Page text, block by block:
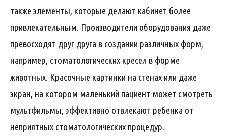
также элементы, которые делают кабинет более
привлекательным. Производители оборудования даже
превосходят друг друга в создании различных форм,
например, стоматологических кресел в форме
животных. Красочные картинки на стенах или даже
экран, на котором маленький пациент может смотреть
мультфильмы, эффективно отвлекают ребенка от
неприятных стоматологических процедур.